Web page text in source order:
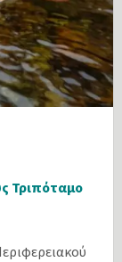
Τριπόταμο